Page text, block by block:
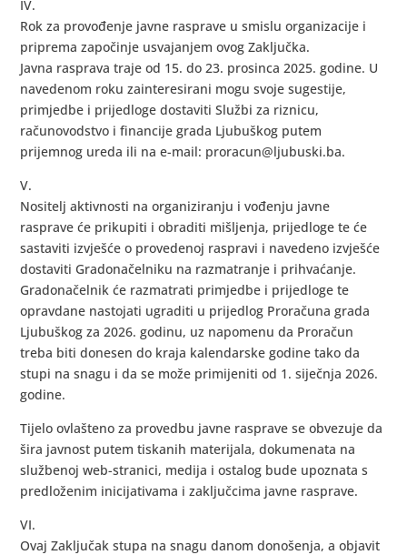
IV.
Rok za provođenje javne rasprave u smislu organizacije i
priprema započinje usvajanjem ovog Zaključka.
Javna rasprava traje od 15. do 23. prosinca 2025. godine. U
navedenom roku zainteresirani mogu svoje sugestije,
primjedbe i prijedloge dostaviti Službi za riznicu,
računovodstvo i financije grada Ljubuškog putem
prijemnog ureda ili na e-mail: proracun@ljubuski.ba.
V.
Nositelj aktivnosti na organiziranju i vođenju javne
rasprave će prikupiti i obraditi mišljenja, prijedloge te će
sastaviti izvješće o provedenoj raspravi i navedeno izvješće
dostaviti Gradonačelniku na razmatranje i prihvaćanje.
Gradonačelnik će razmatrati primjedbe i prijedloge te
opravdane nastojati ugraditi u prijedlog Proračuna grada
Ljubuškog za 2026. godinu, uz napomenu da Proračun
treba biti donesen do kraja kalendarske godine tako da
stupi na snagu i da se može primijeniti od 1. siječnja 2026.
godine.
Tijelo ovlašteno za provedbu javne rasprave se obvezuje da
šira javnost putem tiskanih materijala, dokumenata na
službenoj web-stranici, medija i ostalog bude upoznata s
predloženim inicijativama i zaključcima javne rasprave.
VI.
Ovaj Zaključak stupa na snagu danom donošenja, a objavit